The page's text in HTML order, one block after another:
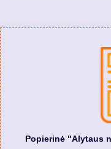
Popierinė "Alytaus